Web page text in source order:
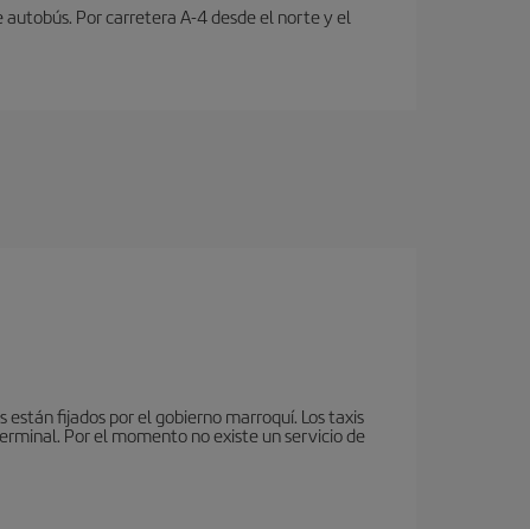
Por carretera A-4 desde el norte y el
fijados por el gobierno marroquí. Los taxis
Por el momento no existe un servicio de